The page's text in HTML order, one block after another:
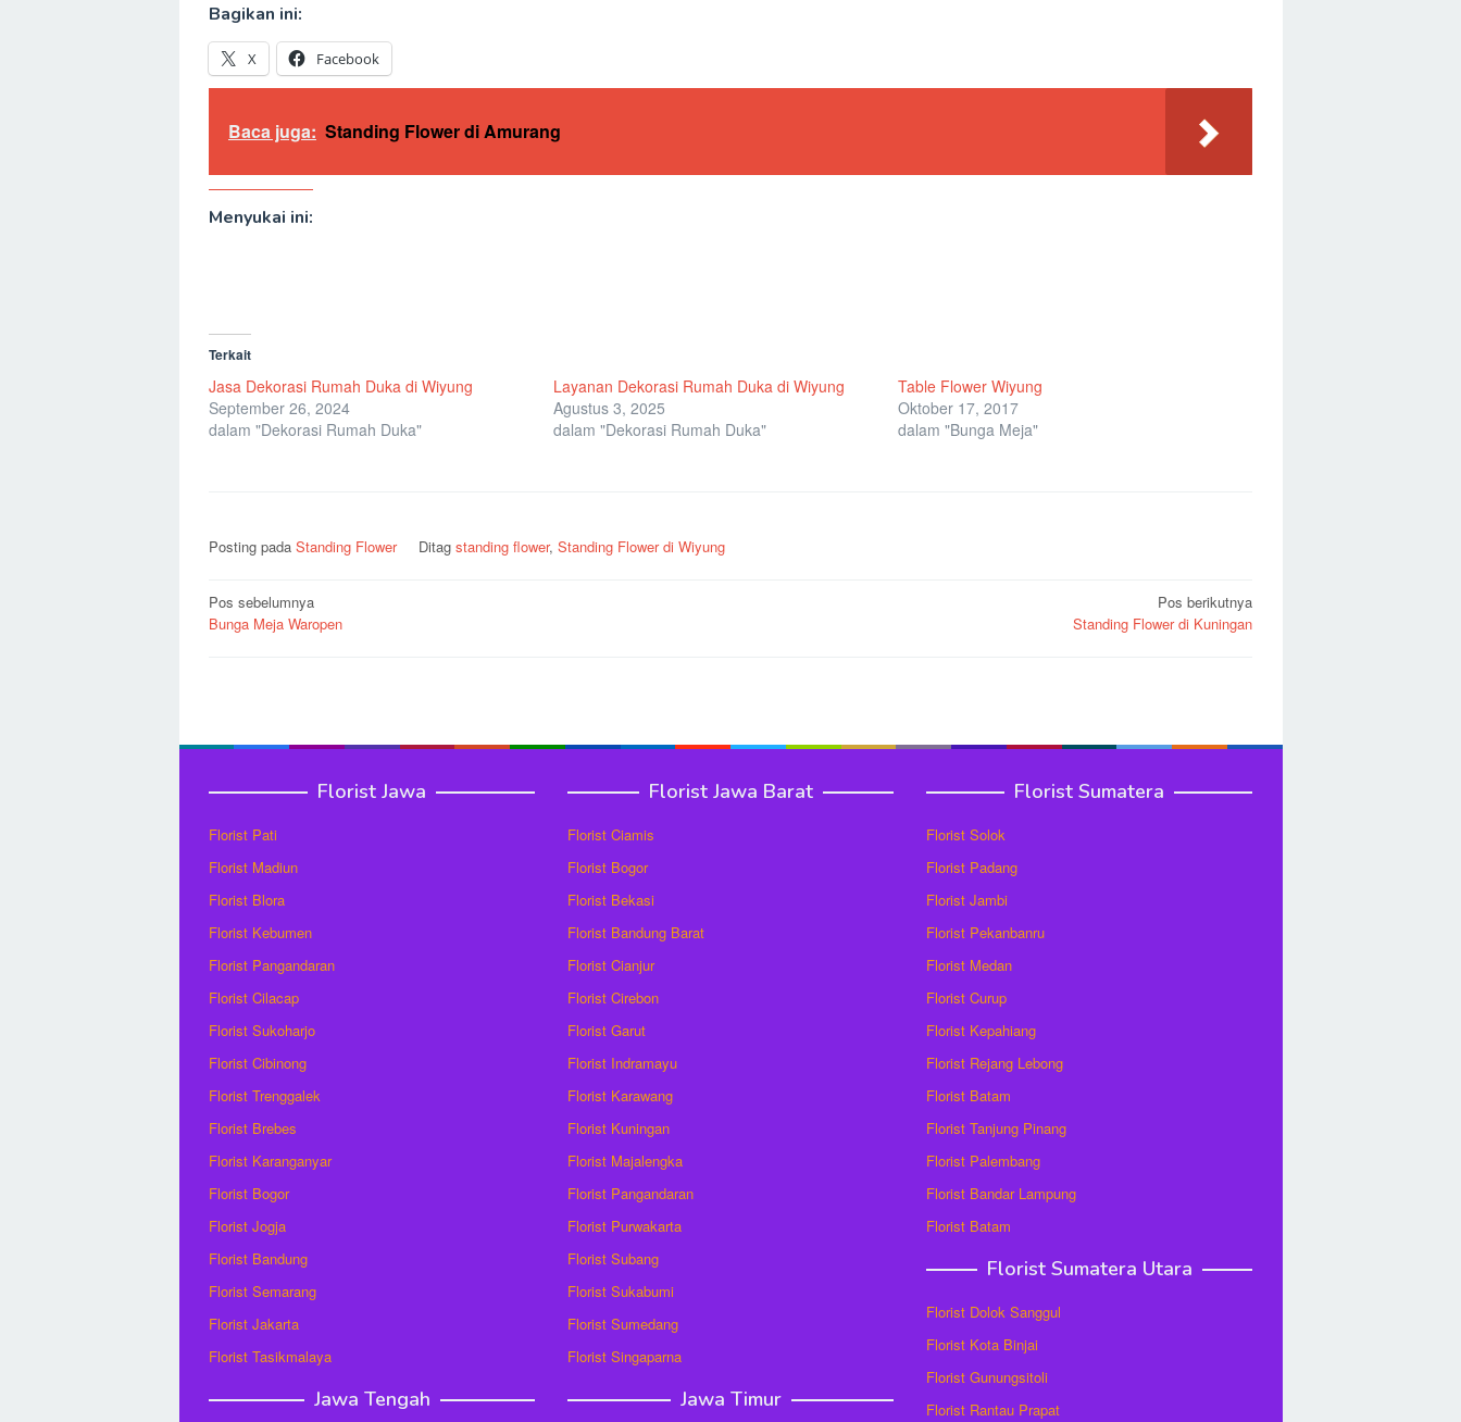
Bagikan ini:
X Facebook
Baca juga: Standing Flower di Amurang
Menyukai ini:
Terkait
Jasa Dekorasi Rumah Duka di Wiyung
September 26, 2024
dalam "Dekorasi Rumah Duka"
Layanan Dekorasi Rumah Duka di Wiyung
Agustus 3, 2025
dalam "Dekorasi Rumah Duka"
Table Flower Wiyung
Oktober 17, 2017
dalam "Bunga Meja"
Posting pada Standing Flower Ditag standing flower, Standing Flower di Wiyung
Navigasi
pos
Pos sebelumnya
Bunga Meja Waropen
Pos berikutnya
Standing Flower di Kuningan
Florist Jawa
Florist Pati
Florist Madiun
Florist Blora
Florist Kebumen
Florist Pangandaran
Florist Cilacap
Florist Sukoharjo
Florist Cibinong
Florist Trenggalek
Florist Brebes
Florist Karanganyar
Florist Bogor
Florist Jogja
Florist Bandung
Florist Semarang
Florist Jakarta
Florist Tasikmalaya
Jawa Tengah
Florist Jawa Barat
Florist Ciamis
Florist Bogor
Florist Bekasi
Florist Bandung Barat
Florist Cianjur
Florist Cirebon
Florist Garut
Florist Indramayu
Florist Karawang
Florist Kuningan
Florist Majalengka
Florist Pangandaran
Florist Purwakarta
Florist Subang
Florist Sukabumi
Florist Sumedang
Florist Singaparna
Jawa Timur
Florist Sumatera
Florist Solok
Florist Padang
Florist Jambi
Florist Pekanbanru
Florist Medan
Florist Curup
Florist Kepahiang
Florist Rejang Lebong
Florist Batam
Florist Tanjung Pinang
Florist Palembang
Florist Bandar Lampung
Florist Batam
Florist Sumatera Utara
Florist Dolok Sanggul
Florist Kota Binjai
Florist Gunungsitoli
Florist Rantau Prapat